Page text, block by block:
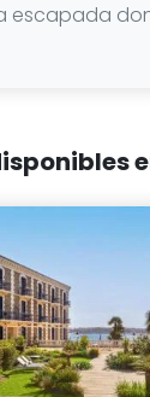
escapada